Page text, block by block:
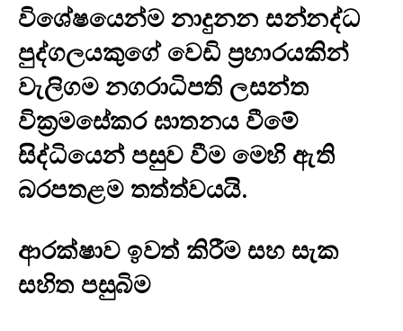
විශේෂයෙන්ම නාදුනන සන්නද්ධ
පුද්ගලයකුගේ වෙඩි ප්‍රහාරයකින්
වැලිගම නගරාධිපති ලසන්ත
වික්‍රමසේකර ඝාතනය වීමේ
සිද්ධියෙන් පසුව වීම මෙහි ඇති
බරපතළම තත්ත්වයයි.
ආරක්ෂාව ඉවත් කිරීම සහ සැක
සහිත පසුබිම